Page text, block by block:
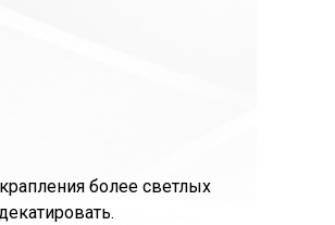
более светлых